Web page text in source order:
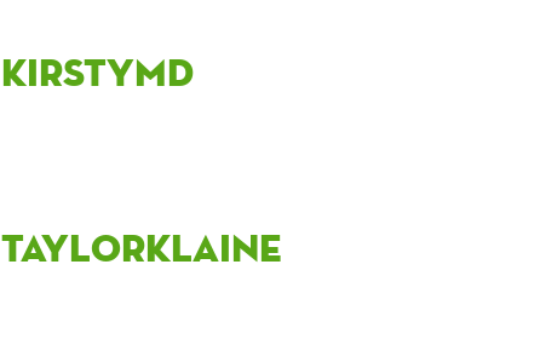
kirstymd
taylorklaine